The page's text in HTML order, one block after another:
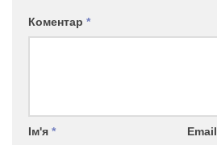
Коментар *
Ім'я * Email